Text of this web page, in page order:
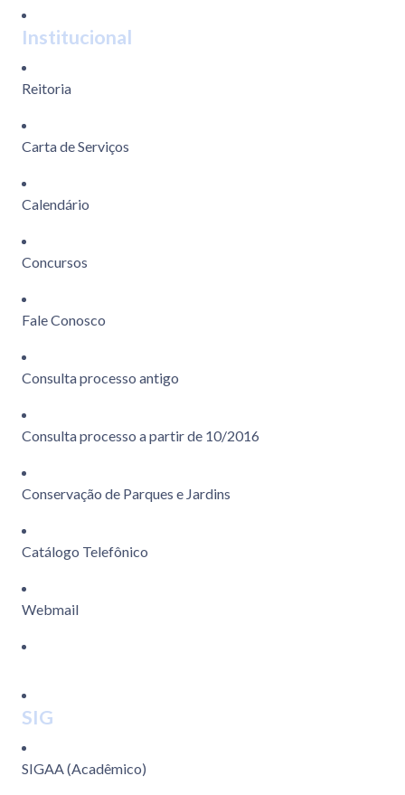
Institucional
Reitoria
Carta de Serviços
Calendário
Concursos
Fale Conosco
Consulta processo antigo
Consulta processo a partir de 10/2016
Conservação de Parques e Jardins
Catálogo Telefônico
Webmail
SIG
SIGAA (Acadêmico)